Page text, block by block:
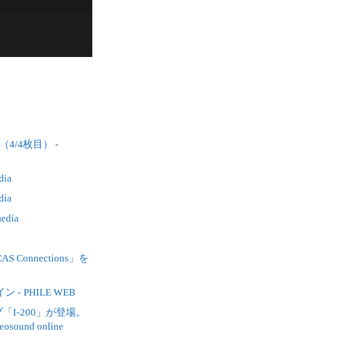
4/4枚目） -
Connections」を
- PHILE WEB
I-200」が登場。
online